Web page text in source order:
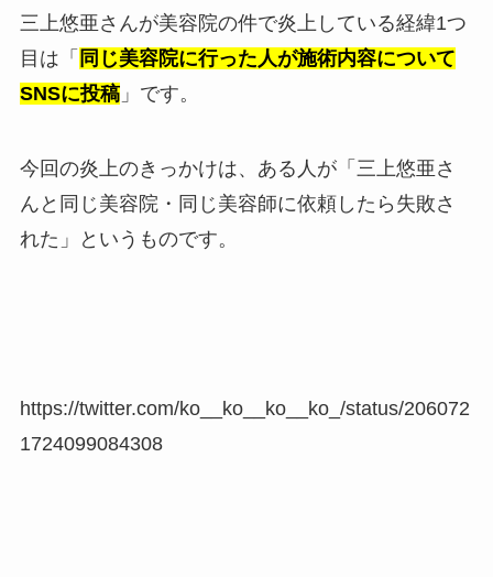
三上悠亜さんが美容院の件で炎上している経緯1つ
目は「 同じ美容院に行った人が施術内容について
SNSに投稿」です。
今回の炎上のきっかけは、ある人が「三上悠亜さ
んと同じ美容院・同じ美容師に依頼したら失敗さ
れた」というものです。
https://twitter.com/ko__ko__ko__ko_/status/206072
1724099084308